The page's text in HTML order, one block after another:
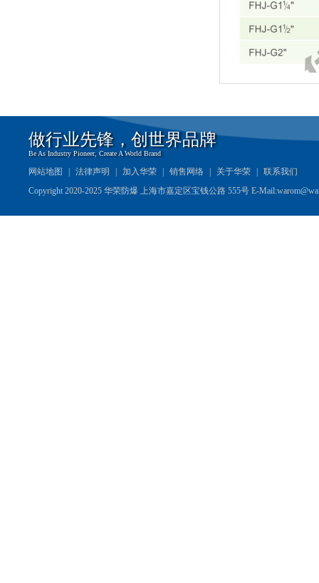
做行业先锋，创世界品牌
Be As Industry Pioneer, Create A World Brand
网站地图 法律声明 加入华荣 销售网络 关于华荣
联系我们
Copyright 2020-2025 华荣防爆 上海市嘉定区宝钱公路 555号 E-